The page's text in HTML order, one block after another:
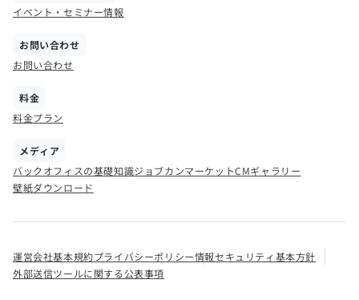
イベント・セミナー情報
お問い合わせ
お問い合わせ
料金
料金プラン
メディア
バックオフィスの基礎知識ジョブカンマーケットCMギャラリー
壁紙ダウンロード
運営会社基本規約プライバシーポリシー情報セキュリティ基本方針
外部送信ツールに関する公表事項